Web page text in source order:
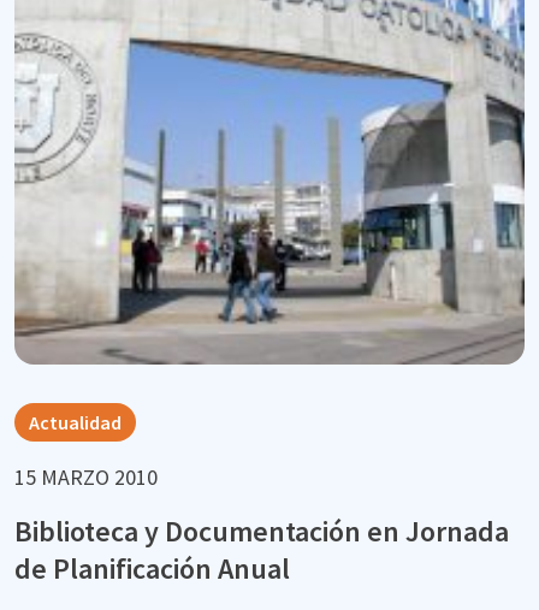
Actualidad
15 MARZO 2010
Biblioteca y Documentación en Jornada
de Planificación Anual